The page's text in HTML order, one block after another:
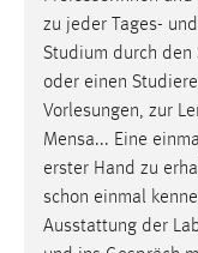
zu jeder Tages-
Studium durch den
oder einen
Vorlesungen, zur
Mensa... Eine
erster Hand zu
schon einmal
Ausstattung der